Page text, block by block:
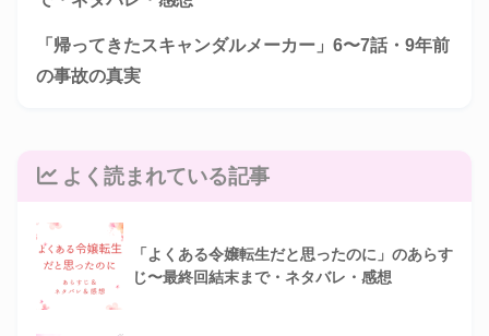
「帰ってきたスキャンダルメーカー」6〜7話・9年前
の事故の真実
よく読まれている記事
「よくある令嬢転生だと思ったのに」のあらす
じ〜最終回結末まで・ネタバレ・感想